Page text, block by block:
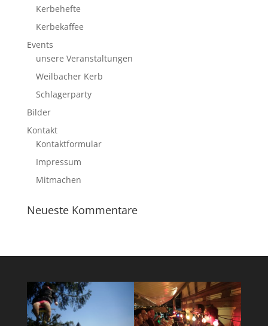
Kerbehefte
Kerbekaffee
Events
unsere Veranstaltungen
Weilbacher Kerb
Schlagerparty
Bilder
Kontakt
Kontaktformular
Impressum
Mitmachen
Neueste Kommentare